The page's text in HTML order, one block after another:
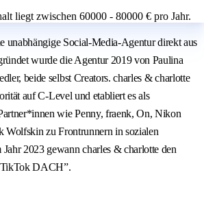
liegt zwischen 60000 - 80000 € pro Jahr.
unabhängige Social-Media-Agentur direkt aus
wurde die Agentur 2019 von Paulina
beide selbst Creators. charles & charlotte
auf C-Level und etabliert es als
wie Penny, fraenk, On, Nikon
Wolfskin zu Frontrunnern in sozialen
2023 gewann charles & charlotte den
DACH”.